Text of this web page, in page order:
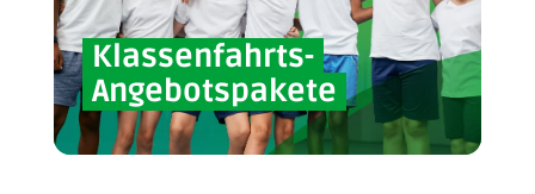
Klassenfahrts-
Angebotspakete